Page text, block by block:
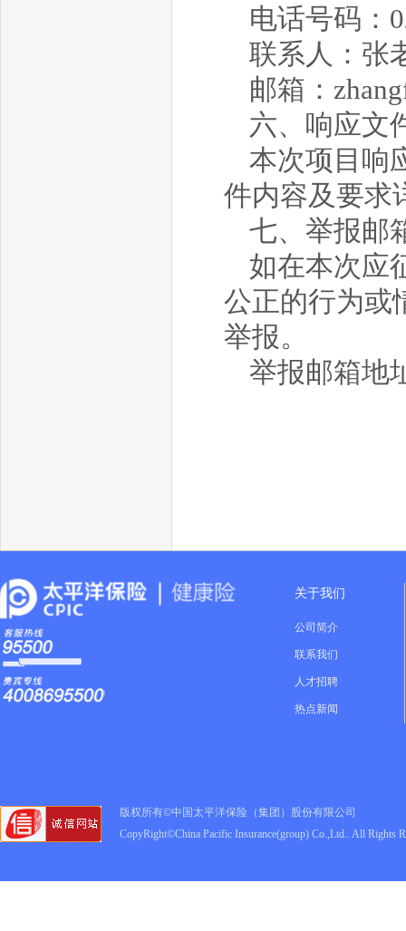
电话号码：
联系人：张
邮箱：
六、响应文
本次项目响
件内容及要求
七、举报邮
如在本次应
公正的行为或
举报。
举报邮箱地
关于我们
公司简介
联系我们
人才招聘
热点新闻
版权所有©中国太平洋保险（集团）股份有限公司
CopyRight©China Pacific Insurance(group) Co.,Ltd.. All Rights